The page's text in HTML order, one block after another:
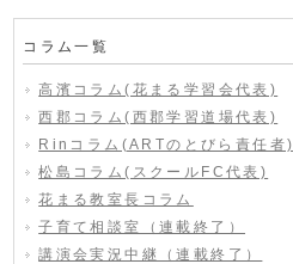
コラム一覧
高濱コラム(花まる学習会代表)
西郡コラム(西郡学習道場代表)
Rinコラム(ARTのとびら責任者)
松島コラム(スクールFC代表)
花まる教室長コラム
子育て相談室（連載終了）
講演会実況中継（連載終了）